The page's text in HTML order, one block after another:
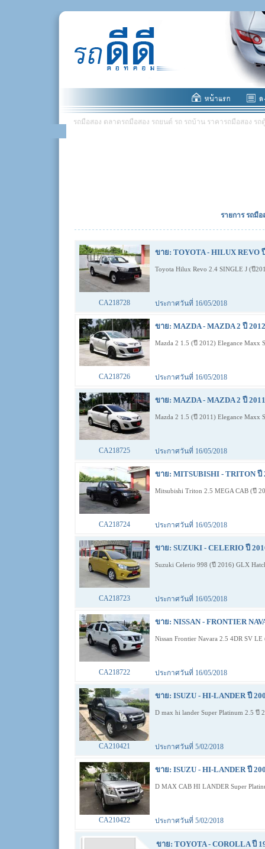
รถมือสอง ตลาดรถมือสอง รถยนต์ รถ รถบ้าน ราคารถมือสอง รถ
รายการ รถมื
ขาย: TOYOTA - HILUX REVO
Toyota Hilux Revo 2.4 SINGLE J (ปี
CA218728 ประกาศวันที่ 16/05/2018
ขาย: MAZDA - MAZDA 2 ปี
Mazda 2 1.5 (ปี 2012) Elegance Maxx
CA218726 ประกาศวันที่ 16/05/2018
ขาย: MAZDA - MAZDA 2 ปี
Mazda 2 1.5 (ปี 2011) Elegance Maxx
CA218725 ประกาศวันที่ 16/05/2018
ขาย: MITSUBISHI - TRITON ปี
Mitsubishi Triton 2.5 MEGA CAB (ปี
CA218724 ประกาศวันที่ 16/05/2018
ขาย: SUZUKI - CELERIO ปี
Suzuki Celerio 998 (ปี 2016) GLX
CA218723 ประกาศวันที่ 16/05/2018
ขาย: NISSAN - FRONTIER
Nissan Frontier Navara 2.5 4DR SV
CA218722 ประกาศวันที่ 16/05/2018
ขาย: ISUZU - HI-LANDER ปี
D max hi lander Super Platinum 2.5 ปี
CA210421 ประกาศวันที่ 5/02/2018
ขาย: ISUZU - HI-LANDER ปี
D MAX CAB HI LANDER Super
CA210422 ประกาศวันที่ 5/02/2018
ขาย: TOYOTA - COROLLA ปี